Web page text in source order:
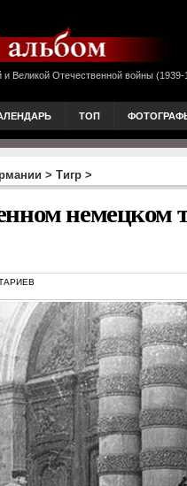
Великой Отечественной войны (1939-
ТОП
> Тигр >
немецком